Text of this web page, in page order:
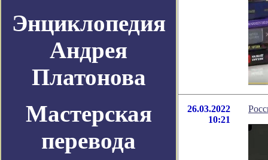
Энциклопедия
Андрея
Платонова
Мастерская
перевода
26.03.2022
10:21